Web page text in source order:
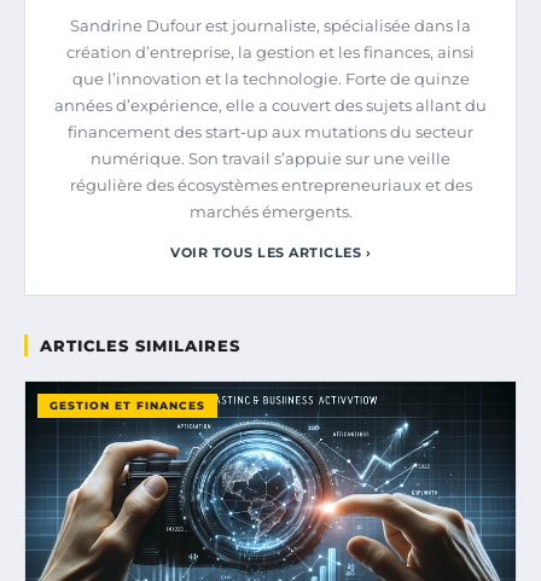
Sandrine Dufour est journaliste, spécialisée dans la
création d’entreprise, la gestion et les finances, ainsi
que l’innovation et la technologie. Forte de quinze
années d’expérience, elle a couvert des sujets allant du
financement des start-up aux mutations du secteur
numérique. Son travail s’appuie sur une veille
régulière des écosystèmes entrepreneuriaux et des
marchés émergents.
VOIR TOUS LES ARTICLES ›
ARTICLES SIMILAIRES
GESTION ET FINANCES